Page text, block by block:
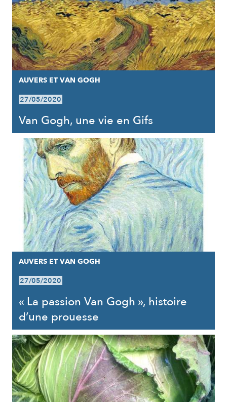
AUVERS ET VAN GOGH
27/05/2020
Van Gogh, une vie en Gifs
AUVERS ET VAN GOGH
27/05/2020
« La passion Van Gogh », histoire
d’une prouesse